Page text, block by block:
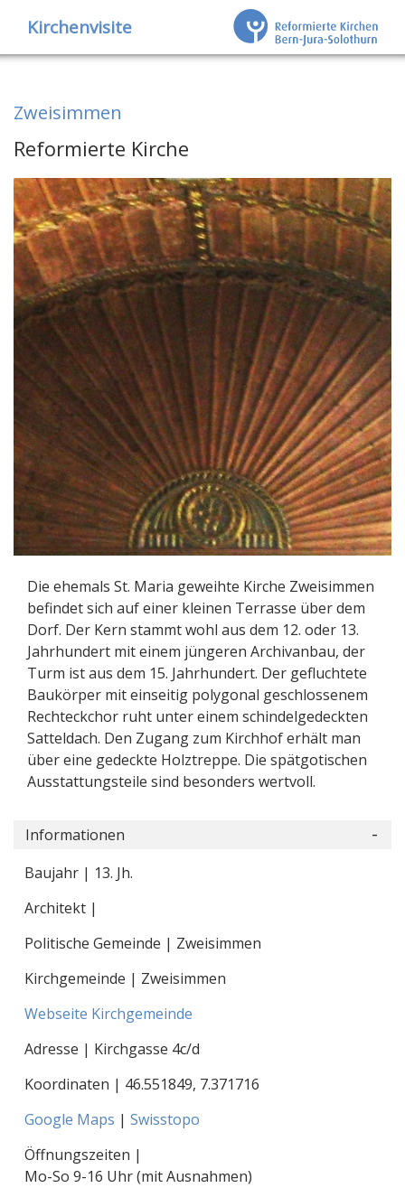
Kirchenvisite
Zweisimmen
Reformierte Kirche
Die ehemals St. Maria geweihte Kirche Zweisimmen
befindet sich auf einer kleinen Terrasse über dem
Dorf. Der Kern stammt wohl aus dem 12. oder 13.
Jahrhundert mit einem jüngeren Archivanbau, der
Turm ist aus dem 15. Jahrhundert. Der gefluchtete
Baukörper mit einseitig polygonal geschlossenem
Rechteckchor ruht unter einem schindelgedeckten
Satteldach. Den Zugang zum Kirchhof erhält man
über eine gedeckte Holztreppe. Die spätgotischen
Ausstattungsteile sind besonders wertvoll.
Informationen
Baujahr | 13. Jh.
Architekt |
Politische Gemeinde | Zweisimmen
Kirchgemeinde | Zweisimmen
Webseite Kirchgemeinde
Adresse | Kirchgasse 4c/d
Koordinaten | 46.551849, 7.371716
Google Maps | Swisstopo
Öffnungszeiten |
Mo-So 9-16 Uhr (mit Ausnahmen)